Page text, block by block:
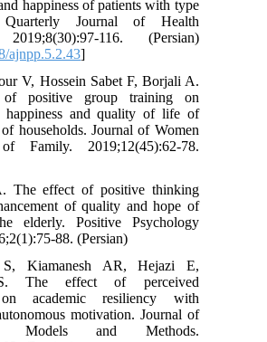
quality of life and happiness of patients
2 diabetes. Quarterly Journal of
Psychology. 2019;8(30):97-116.
[DOI:10.32598/ajnpp.5.2.43
21. Mostafa Pour V, Hossein Sabet F,
Effectiveness of positive group
increasing the happiness and quality
women heads of households. Journal
and Study of Family.
22. Farnam A. The effect of positive
training in enhancement of quality
life among the elderly. Positive
Research. 2016;2(1):75-88. (Persian)
23. Mirzaee S, Kiamanesh AR,
Banijamali S. The effect of
competence on academic
mediation of autonomous motivation. ‫Journal of
Psychological Models and